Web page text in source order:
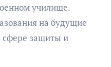
училище.
на будущие
сфере защиты и